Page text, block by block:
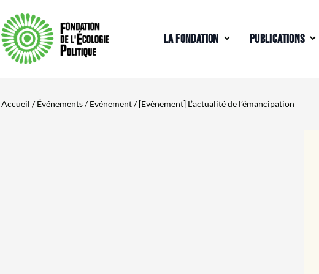
LA FONDATION PUBLICATIONS
Accueil /Événements/Evénement/ [Evènement] L’actualité de l’émancipation